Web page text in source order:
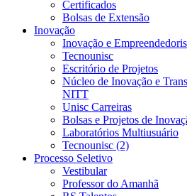
Certificados
Bolsas de Extensão
Inovação
Inovação e
Tecnounisc
Escritório de Projetos
Núcleo de Inovação e
NITT
Unisc Carreiras
Bolsas e Projetos de
Laboratórios Multiusuário
Tecnounisc (2)
Processo Seletivo
Vestibular
Professor do Amanhã